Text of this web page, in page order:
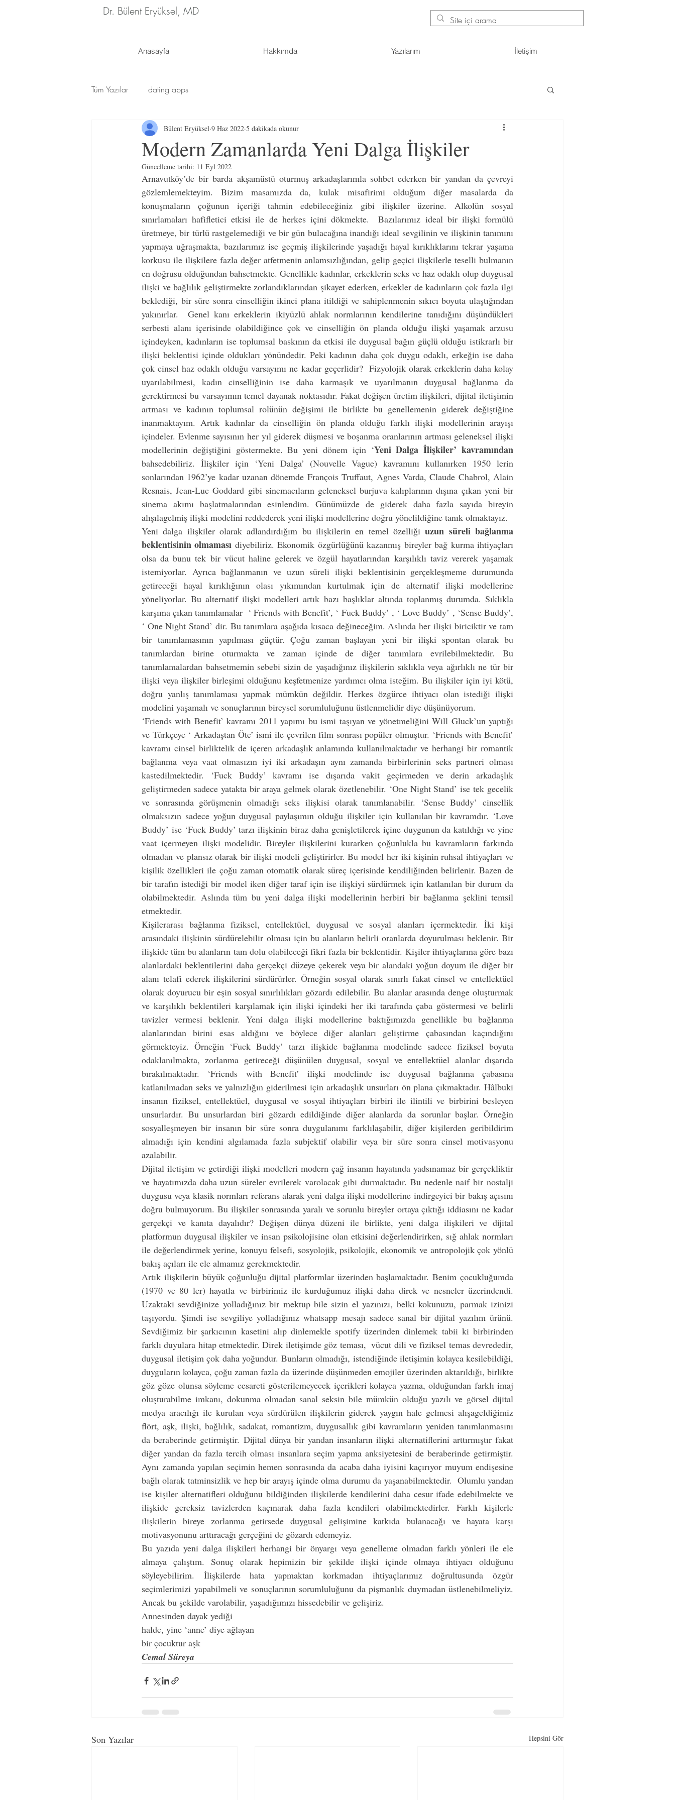
Dr. Bülent Eryüksel, MD
Anasayfa Hakkımda Yazılarım İletişim
Tüm Yazılar dating apps
Modern Zamanlarda Yeni Dalga İlişkiler
Bülent Eryüksel 9 Haz 2022 5 dakikada okunur
Güncelleme tarihi: 11 Eyl 2022
Arnavutköy’de bir barda akşamüstü oturmuş arkadaşlarımla sohbet ederken bir yandan da çevreyi
gözlemlemekteyim. Bizim masamızda da, kulak misafirimi olduğum diğer masalarda da
konuşmaların çoğunun içeriği tahmin edebileceğiniz gibi ilişkiler üzerine. Alkolün sosyal
sınırlamaları hafifletici etkisi ile de herkes içini dökmekte.  Bazılarımız ideal bir ilişki formülü
üretmeye, bir türlü rastgelemediği ve bir gün bulacağına inandığı ideal sevgilinin ve ilişkinin tanımını
yapmaya uğraşmakta, bazılarımız ise geçmiş ilişkilerinde yaşadığı hayal kırıklıklarını tekrar yaşama
korkusu ile ilişkilere fazla değer atfetmenin anlamsızlığından, gelip geçici ilişkilerle teselli bulmanın
en doğrusu olduğundan bahsetmekte. Genellikle kadınlar, erkeklerin seks ve haz odaklı olup duygusal
ilişki ve bağlılık geliştirmekte zorlandıklarından şikayet ederken, erkekler de kadınların çok fazla ilgi
beklediği, bir süre sonra cinselliğin ikinci plana itildiği ve sahiplenmenin sıkıcı boyuta ulaştığından
yakınırlar.  Genel kanı erkeklerin ikiyüzlü ahlak normlarının kendilerine tanıdığını düşündükleri
serbesti alanı içerisinde olabildiğince çok ve cinselliğin ön planda olduğu ilişki yaşamak arzusu
içindeyken, kadınların ise toplumsal baskının da etkisi ile duygusal bağın güçlü olduğu istikrarlı bir
ilişki beklentisi içinde oldukları yönündedir. Peki kadının daha çok duygu odaklı, erkeğin ise daha
çok cinsel haz odaklı olduğu varsayımı ne kadar geçerlidir?  Fizyolojik olarak erkeklerin daha kolay
uyarılabilmesi, kadın cinselliğinin ise daha karmaşık ve uyarılmanın duygusal bağlanma da
gerektirmesi bu varsayımın temel dayanak noktasıdır. Fakat değişen üretim ilişkileri, dijital iletişimin
artması ve kadının toplumsal rolünün değişimi ile birlikte bu genellemenin giderek değiştiğine
inanmaktayım. Artık kadınlar da cinselliğin ön planda olduğu farklı ilişki modellerinin arayışı
içindeler. Evlenme sayısının her yıl giderek düşmesi ve boşanma oranlarının artması geleneksel ilişki
modellerinin değiştiğini göstermekte. Bu yeni dönem için ‘Yeni Dalga İlişkiler’ kavramından
bahsedebiliriz. İlişkiler için ‘Yeni Dalga’ (Nouvelle Vague) kavramını kullanırken 1950 lerin
sonlarından 1962’ye kadar uzanan dönemde François Truffaut, Agnes Varda, Claude Chabrol, Alain
Resnais, Jean-Luc Goddard gibi sinemacıların geleneksel burjuva kalıplarının dışına çıkan yeni bir
sinema akımı başlatmalarından esinlendim. Günümüzde de giderek daha fazla sayıda bireyin
Yeni dalga ilişkiler olarak adlandırdığım bu ilişkilerin en temel özelliği uzun süreli bağlanma
beklentisinin olmaması diyebiliriz. Ekonomik özgürlüğünü kazanmış bireyler bağ kurma ihtiyaçları
olsa da bunu tek bir vücut haline gelerek ve özgül hayatlarından karşılıklı taviz vererek yaşamak
istemiyorlar. Ayrıca bağlanmanın ve uzun süreli ilişki beklentisinin gerçekleşmeme durumunda
getireceği hayal kırıklığının olası yıkımından kurtulmak için de alternatif ilişki modellerine
yöneliyorlar. Bu alternatif ilişki modelleri artık bazı başlıklar altında toplanmış durumda. Sıklıkla
karşıma çıkan tanımlamalar  ‘ Friends with Benefit’, ‘ Fuck Buddy’ , ‘ Love Buddy’ , ‘Sense Buddy’,
‘ One Night Stand’ dir. Bu tanımlara aşağıda kısaca değineceğim. Aslında her ilişki biriciktir ve tam
bir tanımlamasının yapılması güçtür. Çoğu zaman başlayan yeni bir ilişki spontan olarak bu
tanımlardan birine oturmakta ve zaman içinde de diğer tanımlara evrilebilmektedir. Bu
tanımlamalardan bahsetmemin sebebi sizin de yaşadığınız ilişkilerin sıklıkla veya ağırlıklı ne tür bir
ilişki veya ilişkiler birleşimi olduğunu keşfetmenize yardımcı olma isteğim. Bu ilişkiler için iyi kötü,
doğru yanlış tanımlaması yapmak mümkün değildir. Herkes özgürce ihtiyacı olan istediği ilişki
modelini yaşamalı ve sonuçlarının bireysel sorumluluğunu üstlenmelidir diye düşünüyorum.
‘Friends with Benefit’ kavramı 2011 yapımı bu ismi taşıyan ve yönetmeliğini Will Gluck’un yaptığı
ve Türkçeye ‘ Arkadaştan Öte’ ismi ile çevrilen film sonrası popüler olmuştur. ‘Friends with Benefit’
kavramı cinsel birliktelik de içeren arkadaşlık anlamında kullanılmaktadır ve herhangi bir romantik
bağlanma veya vaat olmasızın iyi iki arkadaşın aynı zamanda birbirlerinin seks partneri olması
kastedilmektedir. ‘Fuck Buddy’ kavramı ise dışarıda vakit geçirmeden ve derin arkadaşlık
geliştirmeden sadece yatakta bir araya gelmek olarak özetlenebilir. ‘One Night Stand’ ise tek gecelik
ve sonrasında görüşmenin olmadığı seks ilişkisi olarak tanımlanabilir. ‘Sense Buddy’ cinsellik
olmaksızın sadece yoğun duygusal paylaşımın olduğu ilişkiler için kullanılan bir kavramdır. ‘Love
Buddy’ ise ‘Fuck Buddy’ tarzı ilişkinin biraz daha genişletilerek içine duygunun da katıldığı ve yine
vaat içermeyen ilişki modelidir. Bireyler ilişkilerini kurarken çoğunlukla bu kavramların farkında
olmadan ve plansız olarak bir ilişki modeli geliştirirler. Bu model her iki kişinin ruhsal ihtiyaçları ve
kişilik özellikleri ile çoğu zaman otomatik olarak süreç içerisinde kendiliğinden belirlenir. Bazen de
bir tarafın istediği bir model iken diğer taraf için ise ilişkiyi sürdürmek için katlanılan bir durum da
olabilmektedir. Aslında tüm bu yeni dalga ilişki modellerinin herbiri bir bağlanma şeklini temsil
etmektedir.
Kişilerarası bağlanma fiziksel, entellektüel, duygusal ve sosyal alanları içermektedir. İki kişi
arasındaki ilişkinin sürdürelebilir olması için bu alanların belirli oranlarda doyurulması beklenir. Bir
ilişkide tüm bu alanların tam dolu olabileceği fikri fazla bir beklentidir. Kişiler ihtiyaçlarına göre bazı
alanlardaki beklentilerini daha gerçekçi düzeye çekerek veya bir alandaki yoğun doyum ile diğer bir
alanı telafi ederek ilişkilerini sürdürürler. Örneğin sosyal olarak sınırlı fakat cinsel ve entellektüel
olarak doyurucu bir eşin sosyal sınırlılıkları gözardı edilebilir. Bu alanlar arasında denge oluşturmak
ve karşılıklı beklentileri karşılamak için ilişki içindeki her iki tarafında çaba göstermesi ve belirli
tavizler vermesi beklenir. Yeni dalga ilişki modellerine baktığımızda genellikle bu bağlanma
alanlarından birini esas aldığını ve böylece diğer alanları geliştirme çabasından kaçındığını
görmekteyiz. Örneğin ‘Fuck Buddy’ tarzı ilişkide bağlanma modelinde sadece fiziksel boyuta
odaklanılmakta, zorlanma getireceği düşünülen duygusal, sosyal ve entellektüel alanlar dışarıda
bırakılmaktadır. ‘Friends with Benefit’ ilişki modelinde ise duygusal bağlanma çabasına
katlanılmadan seks ve yalnızlığın giderilmesi için arkadaşlık unsurları ön plana çıkmaktadır. Hâlbuki
insanın fiziksel, entellektüel, duygusal ve sosyal ihtiyaçları birbiri ile ilintili ve birbirini besleyen
unsurlardır. Bu unsurlardan biri gözardı edildiğinde diğer alanlarda da sorunlar başlar. Örneğin
sosyalleşmeyen bir insanın bir süre sonra duygulanımı farklılaşabilir, diğer kişilerden geribildirim
almadığı için kendini algılamada fazla subjektif olabilir veya bir süre sonra cinsel motivasyonu
azalabilir.
Dijital iletişim ve getirdiği ilişki modelleri modern çağ insanın hayatında yadsınamaz bir gerçekliktir
ve hayatımızda daha uzun süreler evrilerek varolacak gibi durmaktadır. Bu nedenle naif bir nostalji
duygusu veya klasik normları referans alarak yeni dalga ilişki modellerine indirgeyici bir bakış açısını
doğru bulmuyorum. Bu ilişkiler sonrasında yaralı ve sorunlu bireyler ortaya çıktığı iddiasını ne kadar
gerçekçi ve kanıta dayalıdır? Değişen dünya düzeni ile birlikte, yeni dalga ilişkileri ve dijital
platformun duygusal ilişkiler ve insan psikolojisine olan etkisini değerlendirirken, sığ ahlak normları
ile değerlendirmek yerine, konuyu felsefi, sosyolojik, psikolojik, ekonomik ve antropolojik çok yönlü
bakış açıları ile ele almamız gerekmektedir.
Artık ilişkilerin büyük çoğunluğu dijital platformlar üzerinden başlamaktadır. Benim çocukluğumda
(1970 ve 80 ler) hayatla ve birbirimiz ile kurduğumuz ilişki daha direk ve nesneler üzerindendi.
Uzaktaki sevdiğinize yolladığınız bir mektup bile sizin el yazınızı, belki kokunuzu, parmak izinizi
taşıyordu. Şimdi ise sevgiliye yolladığınız whatsapp mesajı sadece sanal bir dijital yazılım ürünü.
Sevdiğimiz bir şarkıcının kasetini alıp dinlemekle spotify üzerinden dinlemek tabii ki birbirinden
farklı duyulara hitap etmektedir. Direk iletişimde göz teması,  vücut dili ve fiziksel temas devrededir,
duygusal iletişim çok daha yoğundur. Bunların olmadığı, istendiğinde iletişimin kolayca kesilebildiği,
duyguların kolayca, çoğu zaman fazla da üzerinde düşünmeden emojiler üzerinden aktarıldığı, birlikte
göz göze olunsa söyleme cesareti gösterilemeyecek içerikleri kolayca yazma, olduğundan farklı imaj
oluşturabilme imkanı, dokunma olmadan sanal seksin bile mümkün olduğu yazılı ve görsel dijital
medya aracılığı ile kurulan veya sürdürülen ilişkilerin giderek yaygın hale gelmesi alışageldiğimiz
flört, aşk, ilişki, bağlılık, sadakat, romantizm, duygusallık gibi kavramların yeniden tanımlanmasını
da beraberinde getirmiştir. Dijital dünya bir yandan insanların ilişki alternatiflerini arttırmıştır fakat
diğer yandan da fazla tercih olması insanlara seçim yapma anksiyetesini de beraberinde getirmiştir.
Aynı zamanda yapılan seçimin hemen sonrasında da acaba daha iyisini kaçırıyor muyum endişesine
bağlı olarak tatminsizlik ve hep bir arayış içinde olma durumu da yaşanabilmektedir.  Olumlu yandan
ise kişiler alternatifleri olduğunu bildiğinden ilişkilerde kendilerini daha cesur ifade edebilmekte ve
ilişkide gereksiz tavizlerden kaçınarak daha fazla kendileri olabilmektedirler. Farklı kişilerle
ilişkilerin bireye zorlanma getirsede duygusal gelişimine katkıda bulanacağı ve hayata karşı
motivasyonunu arttıracağı gerçeğini de gözardı edemeyiz.
Bu yazıda yeni dalga ilişkileri herhangi bir önyargı veya genelleme olmadan farklı yönleri ile ele
almaya çalıştım. Sonuç olarak hepimizin bir şekilde ilişki içinde olmaya ihtiyacı olduğunu
söyleyebilirim. İlişkilerde hata yapmaktan korkmadan ihtiyaçlarımız doğrultusunda özgür
seçimlerimizi yapabilmeli ve sonuçlarının sorumluluğunu da pişmanlık duymadan üstlenebilmeliyiz.
Ancak bu şekilde varolabilir, yaşadığımızı hissedebilir ve gelişiriz.
Annesinden dayak yediği
halde, yine ‘anne’ diye ağlayan
bir çocuktur aşk
Cemal Süreya
Son Yazılar Hepsini Gör